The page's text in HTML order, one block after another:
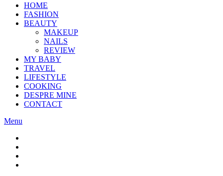
HOME
FASHION
BEAUTY
MAKEUP
NAILS
REVIEW
MY BABY
TRAVEL
LIFESTYLE
COOKING
DESPRE MINE
CONTACT
Menu